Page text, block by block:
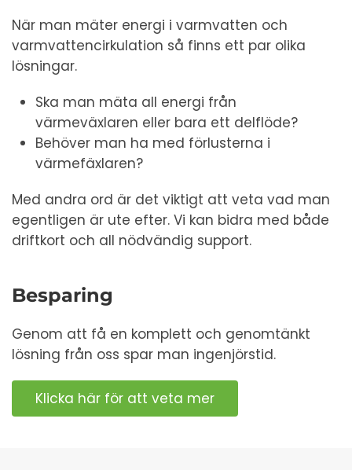
När man mäter energi i varmvatten och
varmvattencirkulation så finns ett par olika
lösningar.
Ska man mäta all energi från
värmeväxlaren eller bara ett delflöde?
Behöver man ha med förlusterna i
värmefäxlaren?
Med andra ord är det viktigt att veta vad man
egentligen är ute efter. Vi kan bidra med både
driftkort och all nödvändig support.
Besparing
Genom att få en komplett och genomtänkt
lösning från oss spar man ingenjörstid.
Klicka här för att veta mer